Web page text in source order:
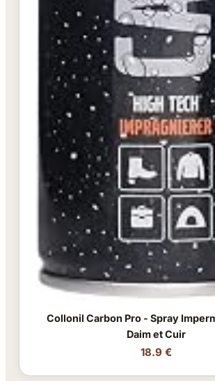
Collonil Carbon Pro - Spray
Daim et Cuir
18.9 €